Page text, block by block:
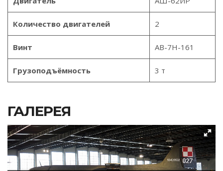
Количество двигателей 2
Винт АВ-7Н-161
Грузоподъёмность 3 т
ГАЛЕРЕЯ